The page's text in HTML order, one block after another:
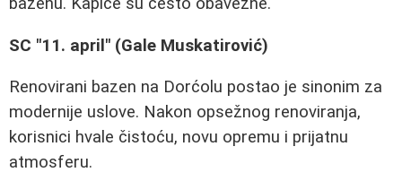
SC "11. april" (Gale Muskatirović)
Renovirani bazen na Dorćolu postao je sinonim za
modernije uslove. Nakon opsežnog renoviranja,
korisnici hvale čistoću, novu opremu i prijatnu
atmosferu.